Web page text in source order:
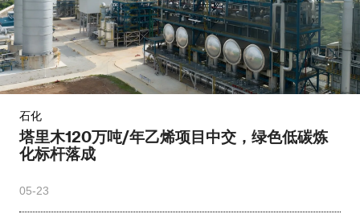
石化
塔里木120万吨/年乙烯项目中交，绿色低碳炼
化标杆落成
05-23